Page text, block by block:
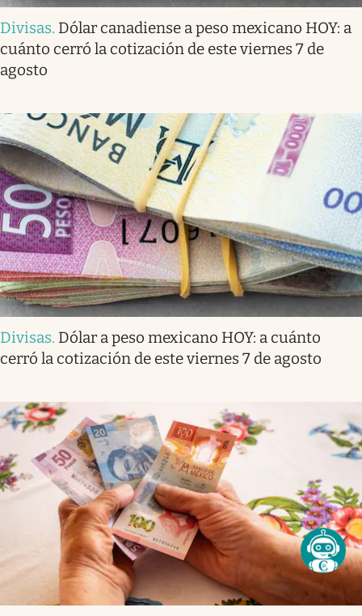
Divisas. Dólar canadiense a peso mexicano HOY: a
cuánto cerró la cotización de este viernes 7 de
agosto
Divisas. Dólar a peso mexicano HOY: a cuánto
cerró la cotización de este viernes 7 de agosto